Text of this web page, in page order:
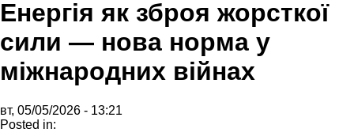
Енергія як зброя жорсткої
сили — нова норма у
міжнародних війнах
вт, 05/05/2026 - 13:21
Posted in: